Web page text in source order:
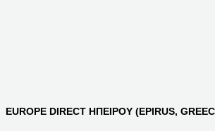
EUROPE DIRECT ΗΠΕΙΡΟΥ (EPIRUS,